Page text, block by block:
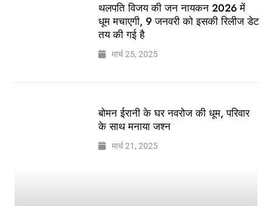
थलपति विजय की जन नायकन 2026 में
धूम मचाएगी, 9 जनवरी को इसकी रिलीज डेट
तय की गई है
मार्च 25, 2025
बोमन ईरानी के घर नवरोज की धूम, परिवार
के साथ मनाया जश्न
मार्च 21, 2025